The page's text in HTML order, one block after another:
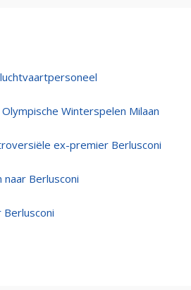
Winterspelen Milaan
ex-premier Berlusconi
Berlusconi